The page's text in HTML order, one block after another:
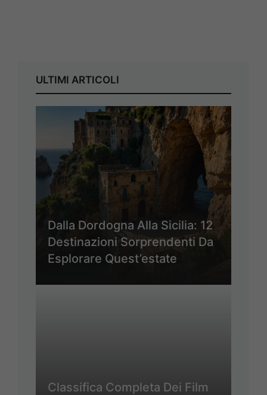
ULTIMI ARTICOLI
Dalla Dordogna Alla Sicilia: 12
Destinazioni Sorprendenti Da
Esplorare Quest’estate
Classifica Completa Dei Film